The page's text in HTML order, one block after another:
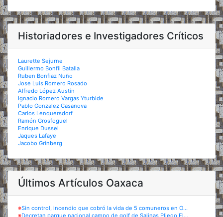
Historiadores e Investigadores Críticos
Laurette Sejurne
Guillermo Bonfil Batalla
Ruben Bonfiaz Nuño
Jose Luis Romero Rosado
Alfredo López Austin
Ignacio Romero Vargas Yturbide
Pablo Gonzalez Casanova
Carlos Lenquersdorf
Ramón Grosfoguel
Enrique Dussel
Jaques Lafaye
Jacobo Grinberg
Últimos Artículos Oaxaca
※Sin control, incendio que cobró la vida de 5 comuneros en O...
※Decretan parque nacional campo de golf de Salinas Pliego El...